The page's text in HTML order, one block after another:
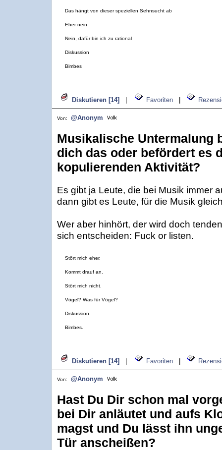
Das hängt von dieser speziellen Sehnsucht ab
Eher nein
Nein, dafür bin ich zu rational
Diskussion
Bimbes
Diskutieren [14] Favoriten
Von: @Anonym
Musikalische Untermalung
dich das oder befördert es
kopulierenden Aktivität?
Es gibt ja Leute, die bei Musik immer
dann gibt es Leute, für die Musik
Wer aber hinhört, der wird doch
sich entscheiden: Fuck or listen.
Stört mich eher.
Kommt drauf an.
Stört mich nicht.
Vögel? Was für Vögel?
Diskussion.
Bimbes.
Diskutieren [14] Favoriten
Von: @Anonym
Hast Du Dir schon mal
bei Dir anläutet und aufs
magst und Du lässt ihn
Tür anscheißen?